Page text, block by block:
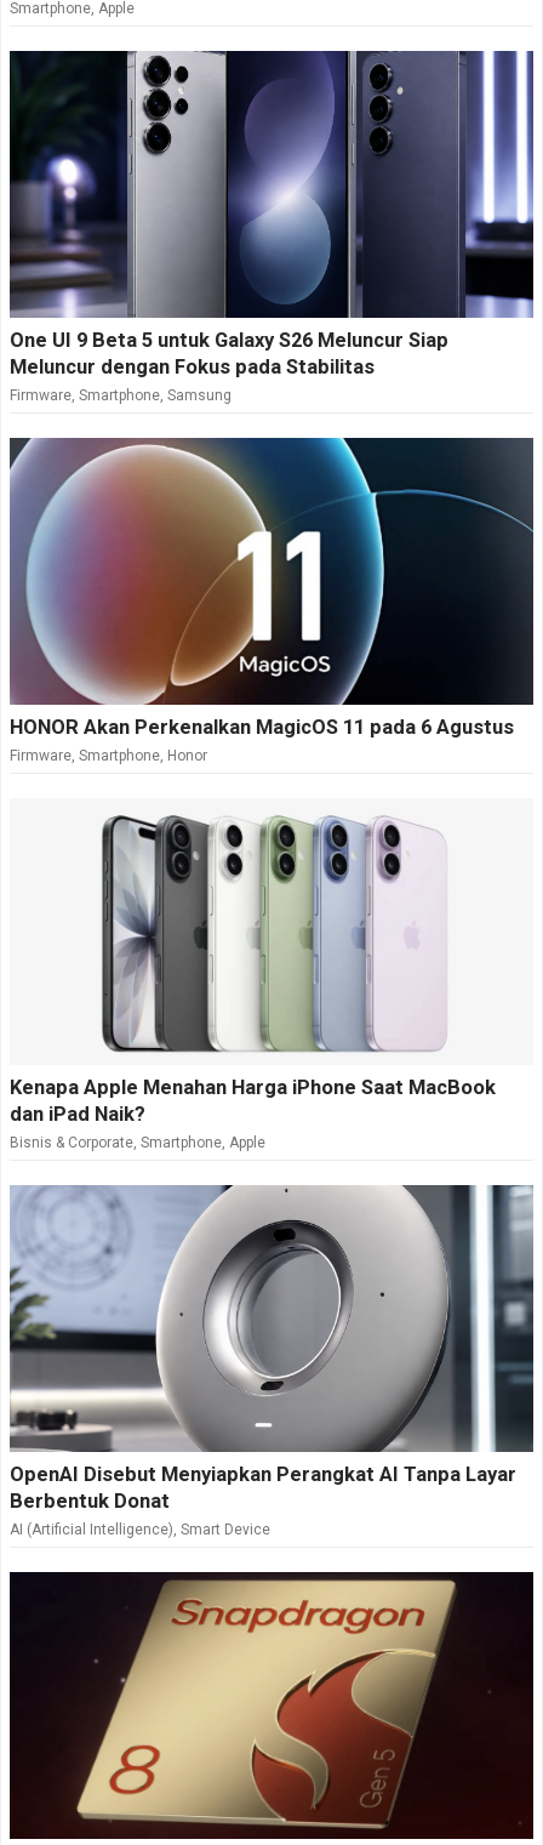
Smartphone, Apple
One UI 9 Beta 5 untuk Galaxy S26 Meluncur Siap
Meluncur dengan Fokus pada Stabilitas
Firmware, Smartphone, Samsung
HONOR Akan Perkenalkan MagicOS 11 pada 6 Agustus
Firmware, Smartphone, Honor
Kenapa Apple Menahan Harga iPhone Saat MacBook
dan iPad Naik?
Bisnis & Corporate, Smartphone, Apple
OpenAI Disebut Menyiapkan Perangkat AI Tanpa Layar
Berbentuk Donat
AI (Artificial Intelligence), Smart Device